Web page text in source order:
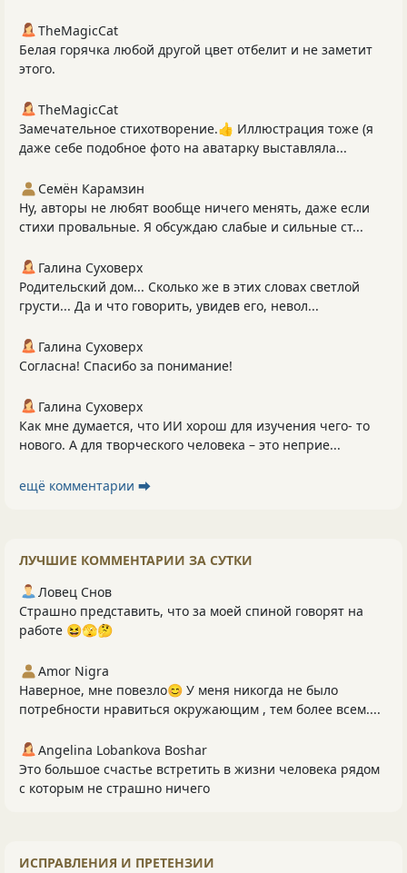
TheMagicCat
Белая горячка любой другой цвет отбелит и не заметит
этого.
TheMagicCat
Замечательное стихотворение.👍 Иллюстрация тоже (я
даже себе подобное фото на аватарку выставляла...
Семён Карамзин
Ну, авторы не любят вообще ничего менять, даже если
стихи провальные. Я обсуждаю слабые и сильные ст...
Галина Суховерх
Родительский дом... Сколько же в этих словах светлой
грусти... Да и что говорить, увидев его, невол...
Галина Суховерх
Согласна! Спасибо за понимание!
Галина Суховерх
Как мне думается, что ИИ хорош для изучения чего- то
нового. А для творческого человека – это неприе...
ещё комментарии ⮕
ЛУЧШИЕ КОММЕНТАРИИ ЗА СУТКИ
Ловец Снов
Страшно представить, что за моей спиной говорят на
работе 😆🫣🤔
Amor Nigra
Наверное, мне повезло😊 У меня никогда не было
потребности нравиться окружающим , тем более всем....
Angelina Lobankova Boshar
Это большое счастье встретить в жизни человека рядом
с которым не страшно ничего
ИСПРАВЛЕНИЯ И ПРЕТЕНЗИИ